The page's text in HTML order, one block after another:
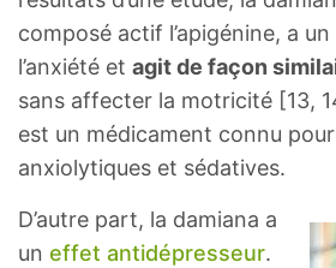
composé actif l’apigénine, a
l’anxiété et agit de façon
sans affecter la motricité [13,
est un médicament connu
anxiolytiques et sédatives.
D’autre part, la damiana a
un effet antidépresseur.